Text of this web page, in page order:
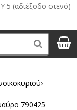
(αδιέξοδο στενό)
Search
›
790425